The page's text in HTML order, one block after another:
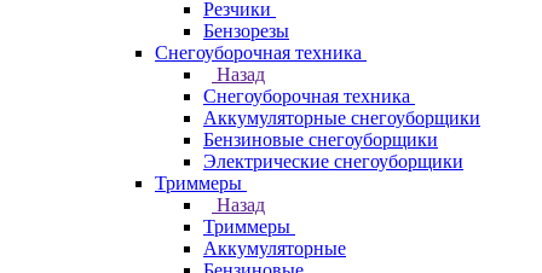
Резчики
Бензорезы
Снегоуборочная техника
Назад
Снегоуборочная техника
Аккумуляторные снегоуборщики
Бензиновые снегоуборщики
Электрические снегоуборщики
Триммеры
Назад
Триммеры
Аккумуляторные